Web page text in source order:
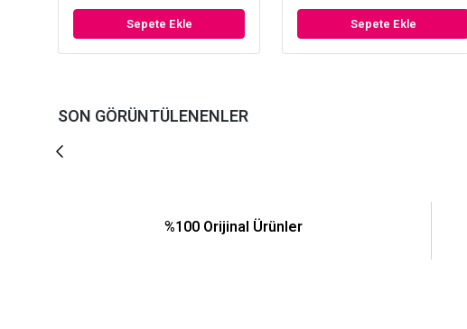
Sepete Ekle Sepete Ekle
SON GÖRÜNTÜLENENLER
%100 Orijinal Ürünler